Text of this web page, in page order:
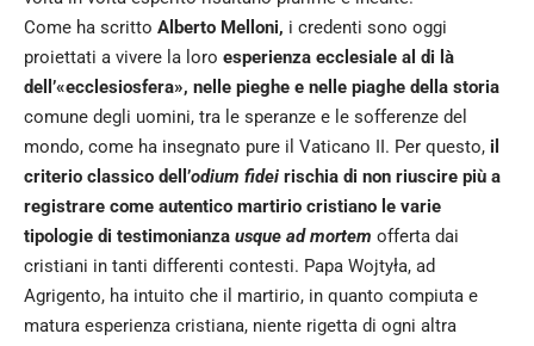
Come ha scritto Alberto Melloni, i credenti sono oggi
proiettati a vivere la loro esperienza ecclesiale al di là
dell’«ecclesiosfera», nelle pieghe e nelle piaghe della storia
comune degli uomini, tra le speranze e le sofferenze del
mondo, come ha insegnato pure il Vaticano II. Per questo, il
criterio classico dell’odium fidei rischia di non riuscire più a
registrare come autentico martirio cristiano le varie
tipologie di testimonianza usque ad mortem offerta dai
cristiani in tanti differenti contesti. Papa Wojtyła, ad
Agrigento, ha intuito che il martirio, in quanto compiuta e
matura esperienza cristiana, niente rigetta di ogni altra